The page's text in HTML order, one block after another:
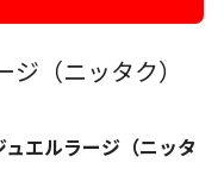
（ニッタク）
ュエルラージ（ニッタ